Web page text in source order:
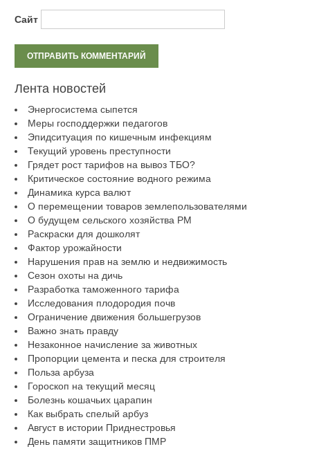
Сайт
Лента новостей
Энергосистема сыпется
Меры господдержки педагогов
Эпидситуация по кишечным инфекциям
Текущий уровень преступности
Грядет рост тарифов на вывоз ТБО?
Критическое состояние водного режима
Динамика курса валют
О перемещении товаров землепользователями
О будущем сельского хозяйства РМ
Раскраски для дошколят
Фактор урожайности
Нарушения прав на землю и недвижимость
Сезон охоты на дичь
Разработка таможенного тарифа
Исследования плодородия почв
Ограничение движения большегрузов
Важно знать правду
Незаконное начисление за животных
Пропорции цемента и песка для строителя
Польза арбуза
Гороскоп на текущий месяц
Болезнь кошачьих царапин
Как выбрать спелый арбуз
Август в истории Приднестровья
День памяти защитников ПМР